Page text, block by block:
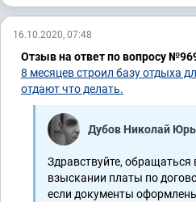
16.10.2020, 07:48
Отзыв на ответ по вопросу
8 месяцев строил базу отдыха
отдают что делать.
Дубов Николай
Здравствуйте, обращаться
взыскании платы по
если документы